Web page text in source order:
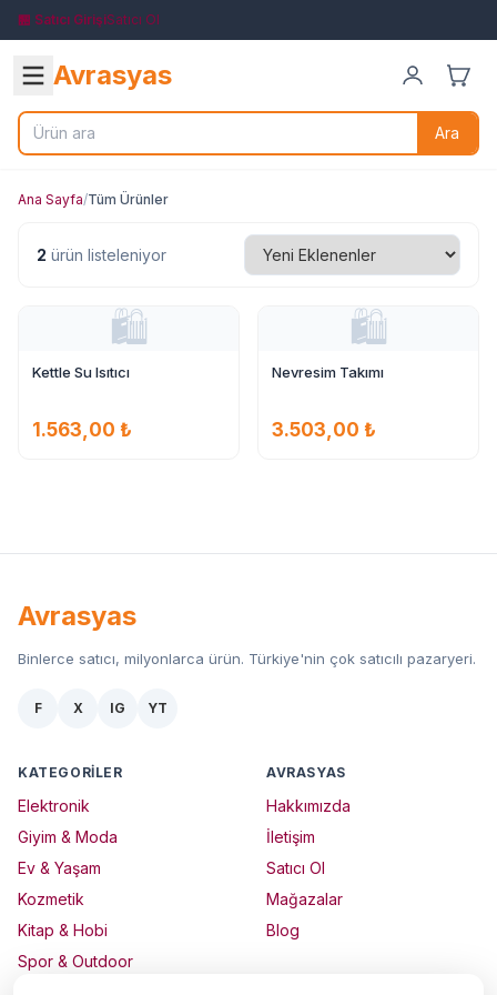
🏪 Satıcı GirişiSatıcı Ol
Avrasyas
Ara
Ana Sayfa/Tüm Ürünler
2 ürün listeleniyor
🛍️
Kettle Su Isıtıcı
1.563,00 ₺
🛍️
Nevresim Takımı
3.503,00 ₺
Avrasyas
Binlerce satıcı, milyonlarca ürün. Türkiye'nin çok satıcılı pazaryeri.
F X IG YT
KATEGORILER
Elektronik
Giyim & Moda
Ev & Yaşam
Kozmetik
Kitap & Hobi
Spor & Outdoor
AVRASYAS
Hakkımızda
İletişim
Satıcı Ol
Mağazalar
Blog